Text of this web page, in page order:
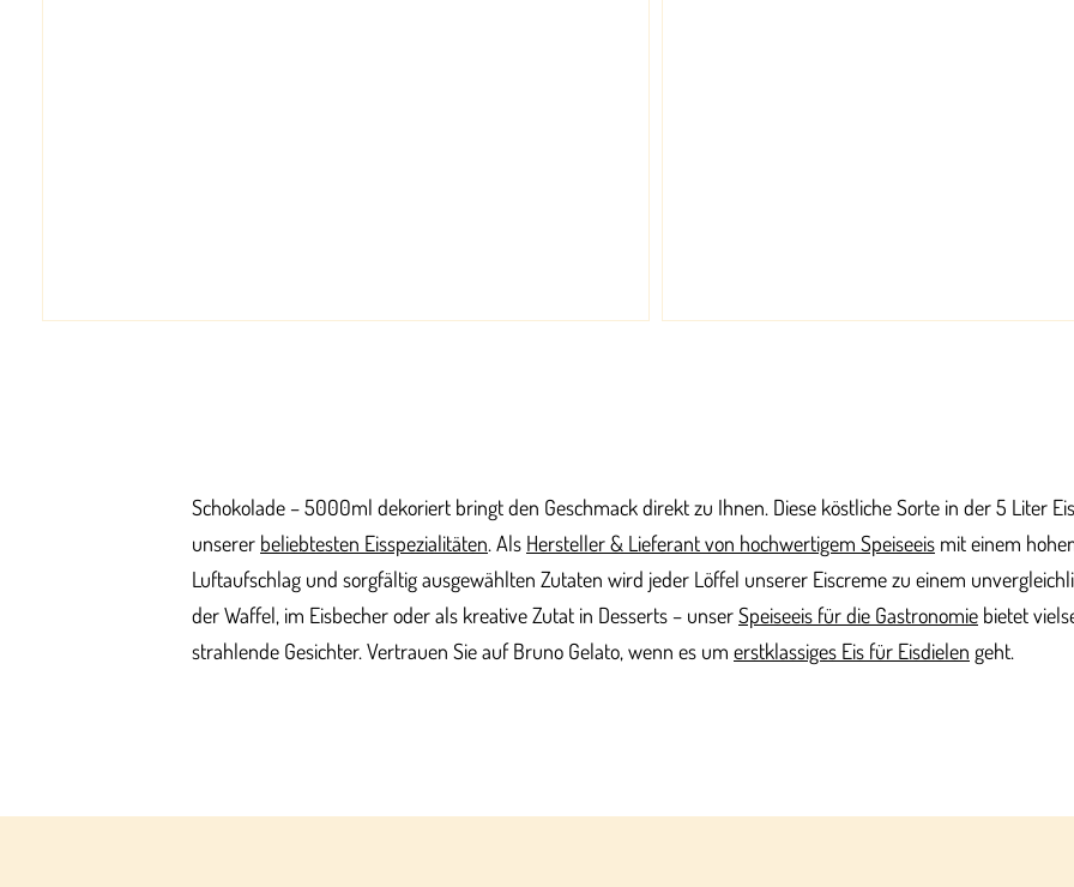
Schokolade – 5000ml dekoriert bringt den Geschmack direkt zu Ihnen. Diese köstliche Sorte in der 5 Liter
unserer beliebtesten Eisspezialitäten. Als Hersteller & Lieferant von hochwertigem Speiseeis mit einem
Luftaufschlag und sorgfältig ausgewählten Zutaten wird jeder Löffel unserer Eiscreme zu einem
der Waffel, im Eisbecher oder als kreative Zutat in Desserts – unserSpeiseeis für die Gastronomie bietet
strahlende Gesichter. Vertrauen Sie auf Bruno Gelato, wenn es um erstklassiges Eis für Eisdielen geht.